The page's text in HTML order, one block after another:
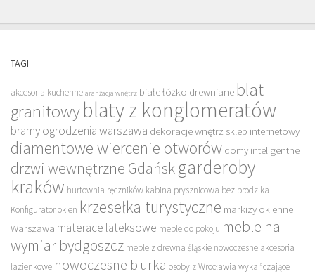
TAGI
akcesoria kuchenne aranżacja wnętrz białe łóżko drewniane blat
granitowyblaty z konglomeratów
bramy ogrodzenia warszawa dekoracje wnętrz sklep internetowy
diamentowe wiercenie otworów domy inteligentne
drzwi wewnętrzne Gdańsk garderoby
kraków hurtownia ręczników kabina prysznicowa bez brodzika
Konfigurator okien krzesełka turystyczne markizy okienne
Warszawa materace lateksowe meble do pokoju meble na
wymiar bydgoszcz meble z drewna śląskie nowoczesne akcesoria
łazienkowe nowoczesne biurka osoby z Wrocławia wykańczające